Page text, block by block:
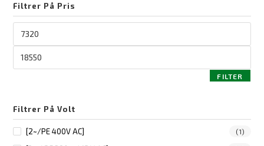
Filtrer På Pris
FILTER
Filtrer På Volt
[2~/PE 400V AC] (1)